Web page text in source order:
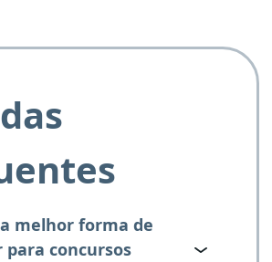
melhor forma de
para concursos